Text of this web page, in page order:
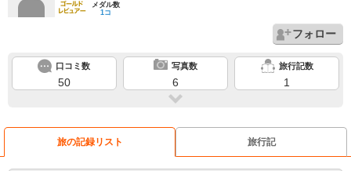
メダル数
1コ
フォロー
口コミ数
50
写真数
6
旅行記数
1
旅の記録リスト 旅行記